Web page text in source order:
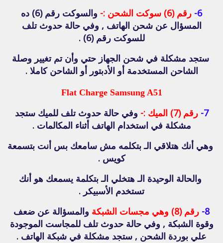
6- رقم (6) سوكت الشحن :-
والسوكت رقم (6) ده
المسؤال عن شحن الهاتف , وفي حالة حدوث تلف
للسوكت رقم (6) .
ستجد مشكلة في شحن الجهاز حتي وأن تم تغيير وصلة
الشاحن المستخدمة أو الأدبتور أو الشاحن كاملا .
Flat Charge Samsung A51
7- رقم (7) الميك :-
وفي حالة حدوث تلف للميك ستجد
مشكلة في استخدام الهاتف أثناء المكالمات .
وهي أنك هتلاقي الـ بتكلمه مش سامعك بس أنت بتسمعة
كويس .
والحالة الوحيدة الـ هتخلي الـ بتكلمة يسمعك هو أنك
تستخدم الأسبيكر .
8- رقم (8) وهي مجسات الشبكة
والمسؤالة عن ضعف
وقوة الشبكة , وفي حالة حدوث تلف للمجاست الموجودة
علي بوردة الشحن , ستجد مشكلة في شبكة الهاتف .